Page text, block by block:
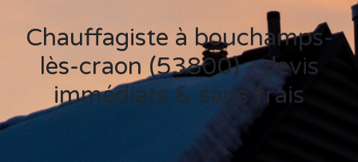
Chauffagiste à bouchamps-
lès-craon (53800) - devis
immédiats & sans frais